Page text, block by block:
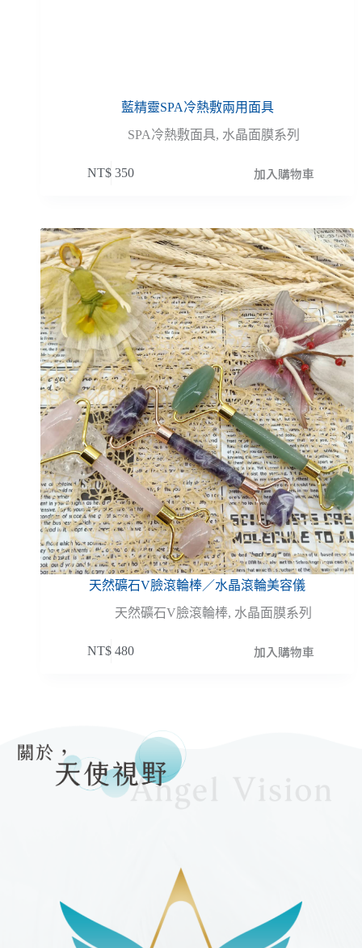
藍精靈SPA冷熱敷兩用面具
SPA冷熱敷面具, 水晶面膜系列
NT$ 350 加入購物車
天然礦石V臉滾輪棒／水晶滾輪美容儀
天然礦石V臉滾輪棒, 水晶面膜系列
NT$ 480 加入購物車